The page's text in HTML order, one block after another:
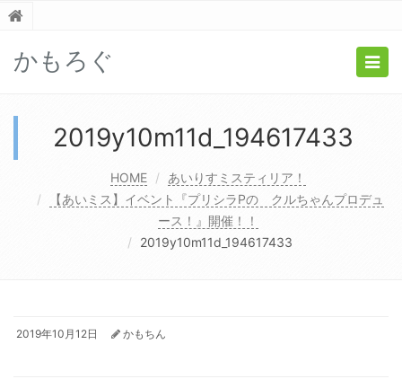
かもろぐ
2019y10m11d_194617433
HOME
あいりすミスティリア！
【あいミス】イベント『プリシラPの クルちゃんプロデュ
ース！』開催！！
2019y10m11d_194617433
2019年10月12日 かもちん